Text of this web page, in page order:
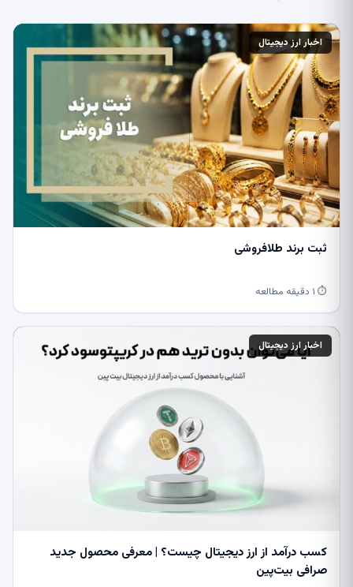
اخبار ارز دیجیتال
ثبت برند طلافروشی
⏱ ۱ دقیقه مطالعه
اخبار ارز دیجیتال
کسب درآمد از ارز دیجیتال چیست؟ | معرفی محصول جدید
صرافی بیت‌پین